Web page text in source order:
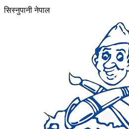
सिस्नुपानी नेपाल